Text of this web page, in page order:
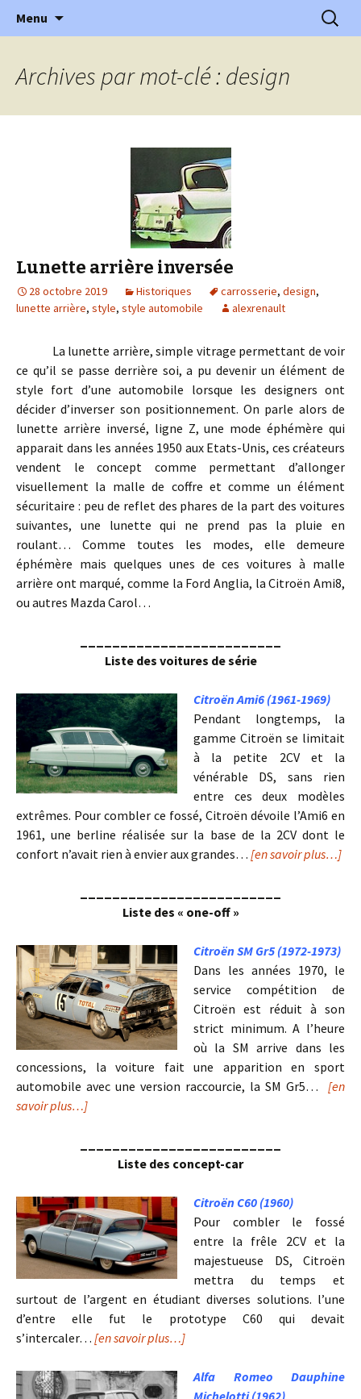
l'Automobile Ancienne
l'automobile ancienne : articles, historiques
…
Menu
Archives par mot-clé : design
Lunette arrière inversée
28 octobre 2019 Historiques carrosserie, design,
lunette arrière, style, style automobile alexrenault
La lunette arrière, simple vitrage permettant de voir
ce qu’il se passe derrière soi, a pu devenir un élément de
style fort d’une automobile lorsque les designers ont
décider d’inverser son positionnement. On parle alors de
lunette arrière inversé, ligne Z, une mode éphémère qui
apparait dans les années 1950 aux Etats-Unis, ces créateurs
vendent le concept comme permettant d’allonger
visuellement la malle de coffre et comme un élément
sécuritaire : peu de reflet des phares de la part des voitures
suivantes, une lunette qui ne prend pas la pluie en
roulant… Comme toutes les modes, elle demeure
éphémère mais quelques unes de ces voitures à malle
arrière ont marqué, comme la Ford Anglia, la Citroën Ami8,
ou autres Mazda Carol…
Liste des voitures de série
Citroën Ami6 (1961-1969)
Pendant longtemps, la
gamme Citroën se limitait
à la petite 2CV et la
vénérable DS, sans rien
entre ces deux modèles
extrêmes. Pour combler ce fossé, Citroën dévoile l’Ami6 en
1961, une berline réalisée sur la base de la 2CV dont le
confort n’avait rien à envier aux grandes… [en savoir plus…]
Liste des « one-off »
Citroën SM Gr5 (1972-1973)
Dans les années 1970, le
service compétition de
Citroën est réduit à son
strict minimum. A l’heure
où la SM arrive dans les
concessions, la voiture fait une apparition en sport
automobile avec une version raccourcie, la SM Gr5… [en
savoir plus…]
Liste des concept-car
Citroën C60 (1960)
Pour combler le fossé
entre la frêle 2CV et la
majestueuse DS, Citroën
mettra du temps et
surtout de l’argent en étudiant diverses solutions. l’une
d’entre elle fut le prototype C60 qui devait
s’intercaler… [en savoir plus…]
Alfa Romeo Dauphine
Michelotti (1962)